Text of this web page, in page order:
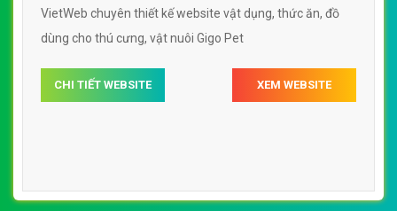
VietWeb chuyên thiết kế website vật dụng, thức ăn, đồ
dùng cho thú cưng, vật nuôi Gigo Pet
CHI TIẾT WEBSITE XEM WEBSITE